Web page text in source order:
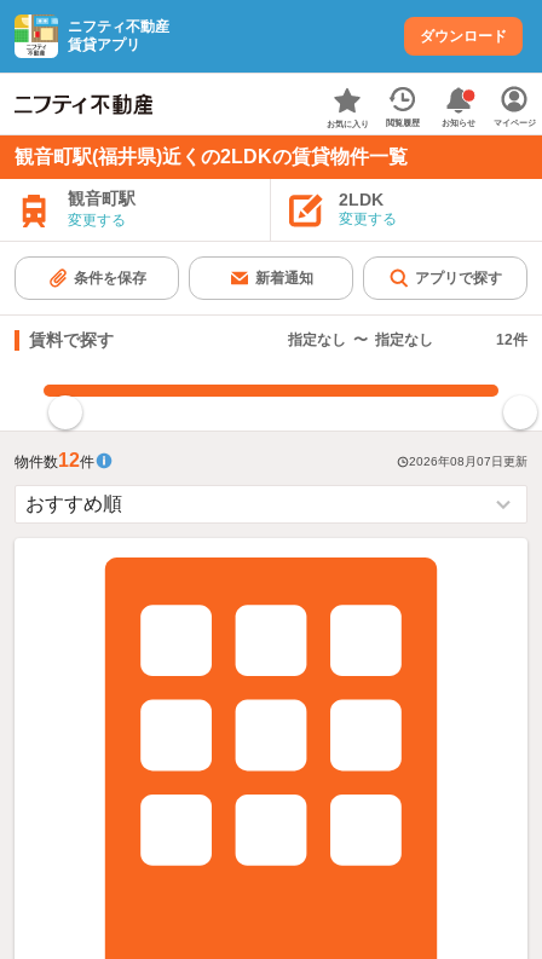
ニフティ不動産
賃貸アプリ
ダウンロード
お気に入り 閲覧履歴 お知らせ マイページ
観音町駅(福井県)近くの2LDKの賃貸物件一覧
観音町駅
変更する
2LDK
変更する
条件を保存 新着通知 アプリで探す
賃料で探す 指定なし 〜 指定なし 12件
物件数12件 2026年08月07日更新